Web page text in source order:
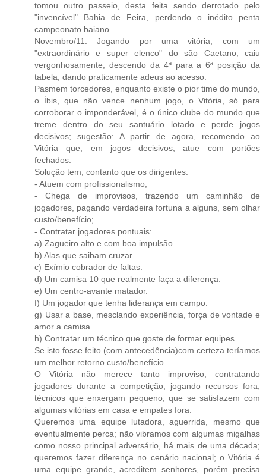
tomou outro passeio, desta feita sendo derrotado pelo
"invencível" Bahia de Feira, perdendo o inédito penta
campeonato baiano.
Novembro/11. Jogando por uma vitória, com um
"extraordinário e super elenco" do são Caetano, caiu
vergonhosamente, descendo da 4ª para a 6ª posição da
tabela, dando praticamente adeus ao acesso.
Pasmem torcedores, enquanto existe o pior time do mundo,
o Íbis, que não vence nenhum jogo, o Vitória, só para
corroborar o imponderável, é o único clube do mundo que
treme dentro do seu santuário lotado e perde jogos
decisivos; sugestão: A partir de agora, recomendo ao
Vitória que, em jogos decisivos, atue com portões
fechados.
Solução tem, contanto que os dirigentes:
- Atuem com profissionalismo;
- Chega de improvisos, trazendo um caminhão de
jogadores, pagando verdadeira fortuna a alguns, sem olhar
custo/benefício;
- Contratar jogadores pontuais:
a) Zagueiro alto e com boa impulsão.
b) Alas que saibam cruzar.
c) Exímio cobrador de faltas.
d) Um camisa 10 que realmente faça a diferença.
e) Um centro-avante matador.
f) Um jogador que tenha liderança em campo.
g) Usar a base, mesclando experiência, força de vontade e
amor a camisa.
h) Contratar um técnico que goste de formar equipes.
Se isto fosse feito (com antecedência)com certeza teríamos
um melhor retorno custo/benefício.
O Vitória não merece tanto improviso, contratando
jogadores durante a competição, jogando recursos fora,
técnicos que enxergam pequeno, que se satisfazem com
algumas vitórias em casa e empates fora.
Queremos uma equipe lutadora, aguerrida, mesmo que
eventualmente perca; não vibramos com algumas migalhas
como nosso principal adversário, há mais de uma década;
queremos fazer diferença no cenário nacional; o Vitória é
uma equipe grande, acreditem senhores, porém precisa